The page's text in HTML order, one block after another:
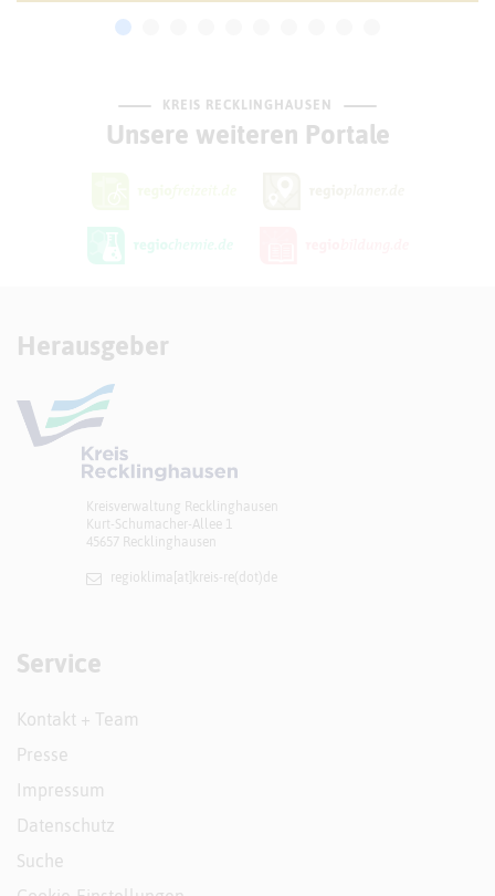
KREIS RECKLINGHAUSEN
Unsere weiteren Portale
Herausgeber
Kreisverwaltung Recklinghausen
Kurt-Schumacher-Allee 1
45657 Recklinghausen
regioklima[at]​kreis-re(dot)de
Service
Kontakt + Team
Presse
Impressum
Datenschutz
Suche